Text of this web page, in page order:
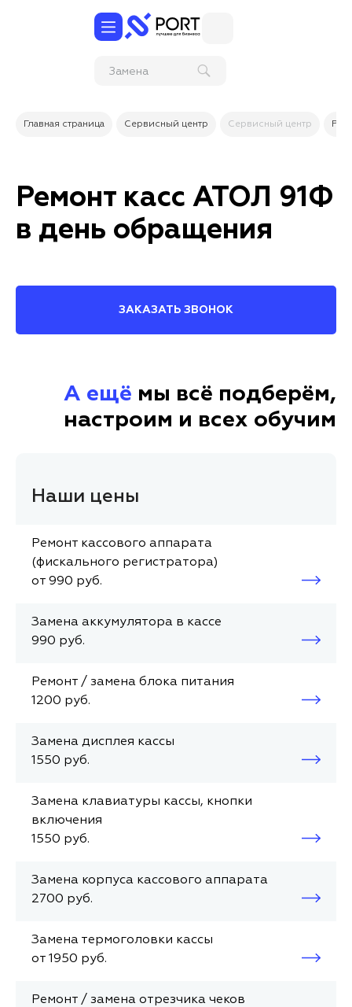
Замена
Главная страница Сервисный центр Сервисный центр
Ремонт касс АТОЛ 91Ф
в день обращения
ЗАКАЗАТЬ ЗВОНОК
А ещё мы всё подберём,
настроим и всех обучим
Наши цены
Ремонт кассового аппарата
(фискального регистратора)
от 990 руб.
Замена аккумулятора в кассе
990 руб.
Ремонт / замена блока питания
1200 руб.
Замена дисплея кассы
1550 руб.
Замена клавиатуры кассы, кнопки
включения
1550 руб.
Замена корпуса кассового аппарата
2700 руб.
Замена термоголовки кассы
от 1950 руб.
Ремонт / замена отрезчика чеков